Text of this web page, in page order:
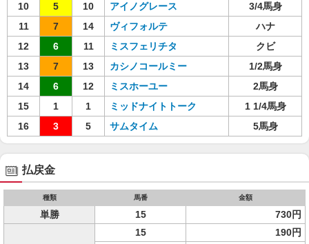
10
5 10 アイノグレース
3/4馬身
11
7 14 ヴィフォルテ
ハナ
12
6 11 ミスフェリチタ
クビ
13
7 13 カシノコールミー
1/2馬身
14
6 12 ミスホーユー
2馬身
15
1 1 ミッドナイトトーク
1 1/4馬身
16
3 5 サムタイム 5馬身
払戻金
種類 馬番 金額
単勝 15 730円
15
190円